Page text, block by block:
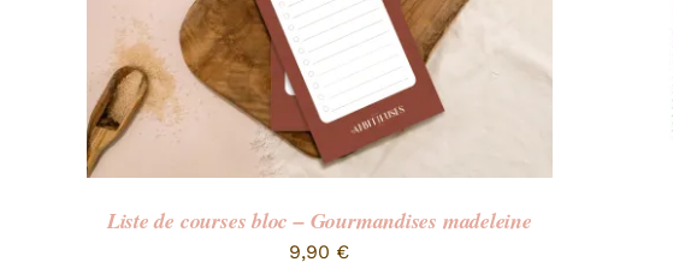
Liste de courses bloc – Gourmandises madeleine
9,90 €